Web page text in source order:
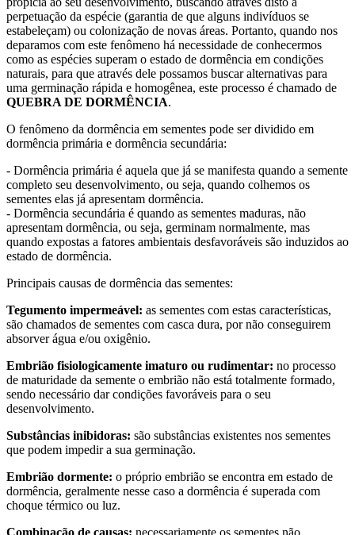
perpetuação da espécie (garantia de que alguns indivíduos se
estabeleçam) ou colonização de novas áreas. Portanto, quando nos
deparamos com este fenômeno há necessidade de conhecermos
como as espécies superam o estado de dormência em condições
naturais, para que através dele possamos buscar alternativas para
uma germinação rápida e homogênea, este processo é chamado de
QUEBRA DE DORMÊNCIA.
O fenômeno da dormência em sementes pode ser dividido em
dormência primária e dormência secundária:
- Dormência primária é aquela que já se manifesta quando a semente
completo seu desenvolvimento, ou seja, quando colhemos os
sementes elas já apresentam dormência.
- Dormência secundária é quando as sementes maduras, não
apresentam dormência, ou seja, germinam normalmente, mas
quando expostas a fatores ambientais desfavoráveis são induzidos ao
estado de dormência.
Principais causas de dormência das sementes:
Tegumento impermeável: as sementes com estas características,
são chamados de sementes com casca dura, por não conseguirem
absorver água e/ou oxigênio.
Embrião fisiologicamente imaturo ou rudimentar: no processo
de maturidade da semente o embrião não está totalmente formado,
sendo necessário dar condições favoráveis para o seu
desenvolvimento.
Substâncias inibidoras: são substâncias existentes nos sementes
que podem impedir a sua germinação.
Embrião dormente: o próprio embrião se encontra em estado de
dormência, geralmente nesse caso a dormência é superada com
choque térmico ou luz.
Combinação de causas: necessariamente os sementes não